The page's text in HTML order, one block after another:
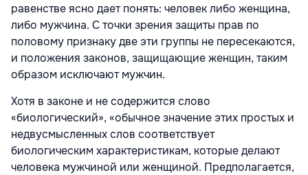
равенстве ясно дает понять: человек либо женщина,
либо мужчина. С точки зрения защиты прав по
половому признаку две эти группы не пересекаются,
и положения законов, защищающие женщин, таким
образом исключают мужчин.
Хотя в законе и не содержится слово
«биологический», «обычное значение этих простых и
недвусмысленных слов соответствует
биологическим характеристикам, которые делают
человека мужчиной или женщиной. Предполагается,